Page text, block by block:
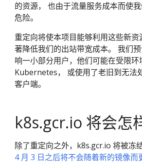
的资源， 也由于流量服务成本而使
危险。
重定向将使本项目能够利用这些新
著降低我们的出站带宽成本。 我们
响一小部分用户，他们可能在受限环
Kubernetes， 或使用了老旧到无法
客户端。
k8s.gcr.io 将会怎
除了重定向之外，k8s.gcr.io 将被冻
4 月 3 日之后将不会随着新的镜像而